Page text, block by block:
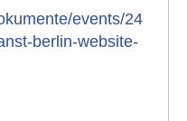
events/24
berlin-website-